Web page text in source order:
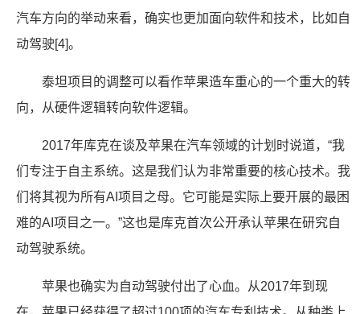
汽车方向的举动来看，确实也更加面向软件和技术，比如自
动驾驶[4]。
泰坦项目的调整可以看作苹果造车重心的一个重大的转
向，从硬件逻辑转向软件逻辑。
2017年库克在谈及苹果在汽车领域的计划时说道，“我
们专注于自主系统。这是我们认为非常重要的核心技术。我
们将其视为所有AI项目之母。它可能是实际上要开展的最困
难的AI项目之一。”这也是库克首次公开承认苹果在研究自
动驾驶系统。
苹果也确实为自动驾驶付出了心血。从2017年到现